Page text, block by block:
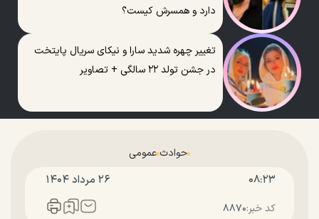
دارد و همسرش کیست؟
تغییر چهره شدید سارا و نیکای سریال پایتخت
در جشن تولد ۲۲ سالگی + تصاویر
حوادث عمومی
۰۸:۲۳ ۲۶ مرداد ۱۴۰۴
کد خبر:۸۸۷۰